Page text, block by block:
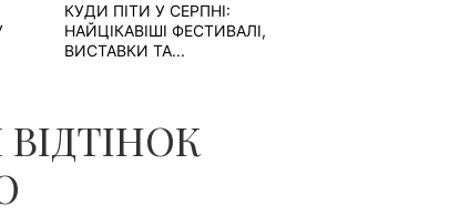
КУДИ ПІТИ У СЕРПНІ:
НАЙЦІКАВІШІ ФЕСТИВАЛІ,
ВИСТАВКИ ТА...